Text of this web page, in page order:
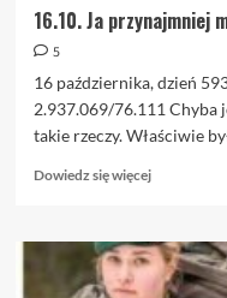
16.10. Ja przynajmniej
5
16 października, dzień
2.937.069/76.111 Chyba
takie rzeczy. Właściwie
Dowiedz się więcejDowiedz
o
16.10.
Ja